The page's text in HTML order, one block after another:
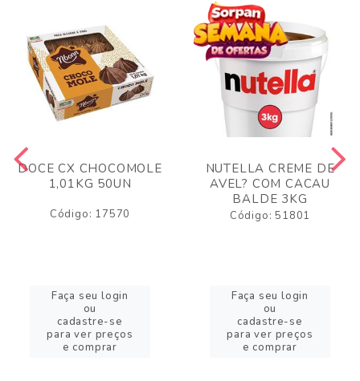
DOCE CX CHOCOMOLE
1,01KG 50UN
Código: 17570
Faça seu login
ou
cadastre-se
para ver preços
e comprar
NUTELLA CREME DE
AVEL? COM CACAU
BALDE 3KG
Código: 51801
Faça seu login
ou
cadastre-se
para ver preços
e comprar